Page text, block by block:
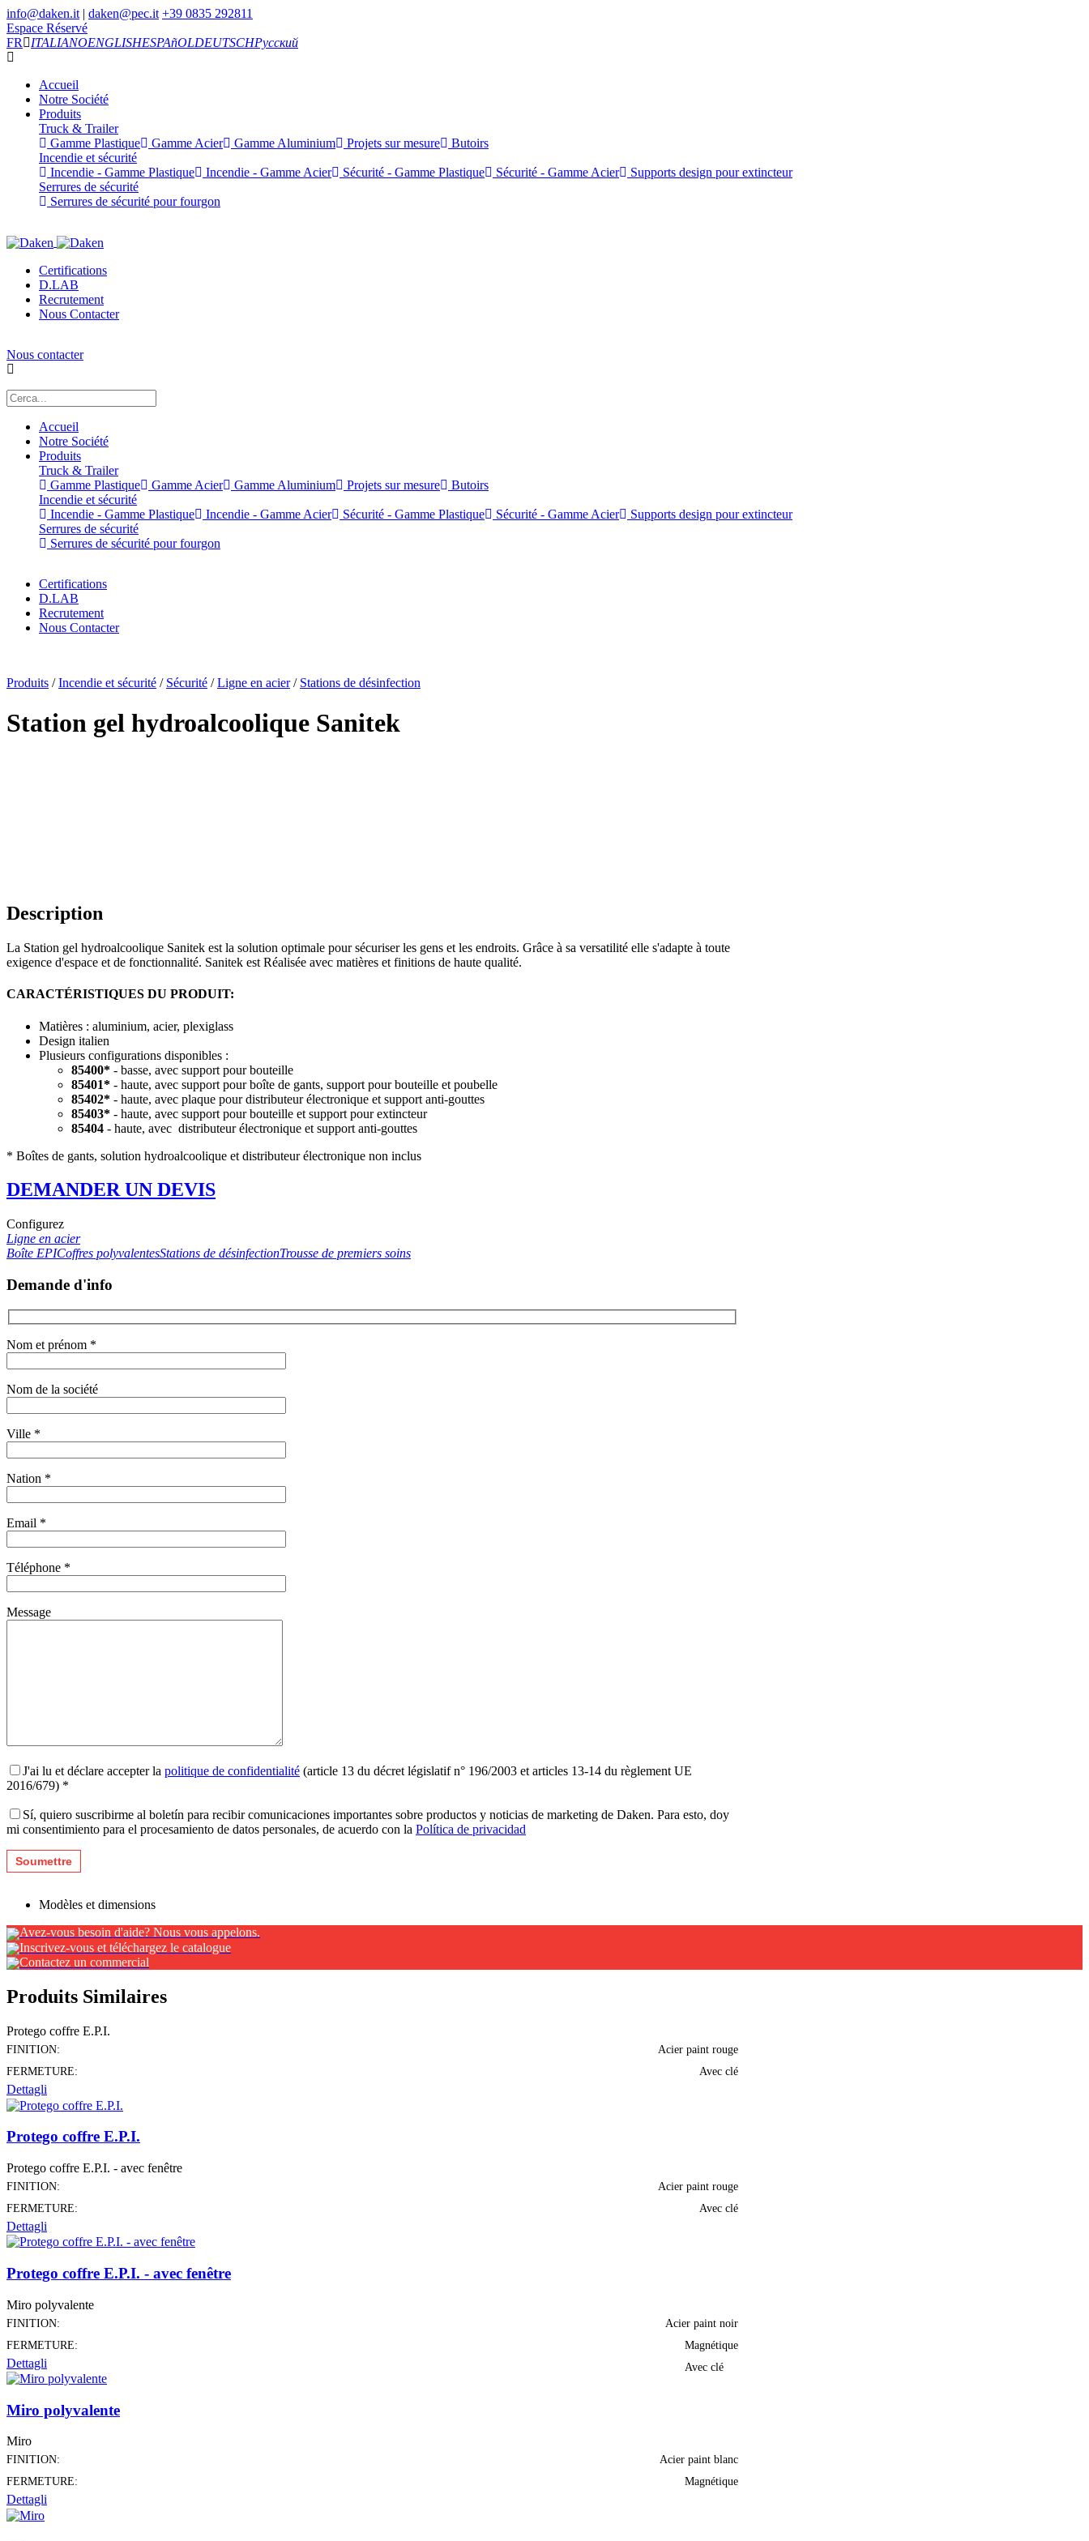
info@daken.it | daken@pec.it +39 0835 292811
Espace Réservé
FR
ITALIANOENGLISHESPAñOLDEUTSCHРусский
Accueil
Notre Société
Produits
Truck & Trailer
Gamme Plastique
Gamme Acier Gamme Aluminium Projets sur mesure
Butoirs
Incendie et sécurité
Incendie - Gamme Plastique
Incendie - Gamme Acier Sécurité - Gamme Plastique Sécurité - Gamme Acier
Supports design pour extincteur
Serrures de sécurité
Serrures de sécurité pour fourgon
Certifications
D.LAB
Recrutement
Nous Contacter
Nous contacter
Accueil
Notre Société
Produits
Truck & Trailer
Gamme Plastique
Gamme Acier Gamme Aluminium Projets sur mesure
Butoirs
Incendie et sécurité
Incendie - Gamme Plastique
Incendie - Gamme Acier Sécurité - Gamme Plastique Sécurité - Gamme Acier
Supports design pour extincteur
Serrures de sécurité
Serrures de sécurité pour fourgon
Certifications
D.LAB
Recrutement
Nous Contacter
Produits /Incendie et sécurité / Sécurité /Ligne en acier/ Stations de désinfection
Station gel hydroalcoolique Sanitek
Description
La Station gel hydroalcoolique Sanitek est la solution optimale pour sécuriser les gens et les endroits. Grâce à sa versatilité elle s'adapte à toute
exigence d'espace et de fonctionnalité. Sanitek est Réalisée avec matières et finitions de haute qualité.
CARACTÉRISTIQUES DU PRODUIT:
Matières : aluminium, acier, plexiglass
Design italien
Plusieurs configurations disponibles :
85400* - basse, avec support pour bouteille
85401* - haute, avec support pour boîte de gants, support pour bouteille et poubelle
85402* - haute, avec plaque pour distributeur électronique et support anti-gouttes
85403* - haute, avec support pour bouteille et support pour extincteur
85404 - haute, avec distributeur électronique et support anti-gouttes
* Boîtes de gants, solution hydroalcoolique et distributeur électronique non inclus
DEMANDER UN DEVIS
Configurez
Ligne en acier
Boîte EPICoffres polyvalentesStations de désinfectionTrousse de premiers soins
Demande d'info
Nom et prénom *
Nom de la société
Ville *
Nation *
Email *
Téléphone *
Message
J'ai lu et déclare accepter la politique de confidentialité (article 13 du décret législatif n° 196/2003 et articles 13-14 du règlement UE
2016/679) *
Sí, quiero suscribirme al boletín para recibir comunicaciones importantes sobre productos y noticias de marketing de Daken. Para esto, doy
mi consentimiento para el procesamiento de datos personales, de acuerdo con la Política de privacidad
Modèles et dimensions
Avez-vous besoin d'aide? Nous vous appelons.
Inscrivez-vous et téléchargez le catalogue
Contactez un commercial
Produits Similaires
Protego coffre E.P.I.
FINITION:
Acier paint rouge
FERMETURE:
Avec clé
Dettagli
Protego coffre E.P.I.
Protego coffre E.P.I. - avec fenêtre
FINITION:
Acier paint rouge
FERMETURE:
Avec clé
Dettagli
Protego coffre E.P.I. - avec fenêtre
Miro polyvalente
FINITION:
Acier paint noir
FERMETURE:
Magnétique
Avec clé
Dettagli
Miro polyvalente
Miro
FINITION:
Acier paint blanc
FERMETURE:
Magnétique
Dettagli